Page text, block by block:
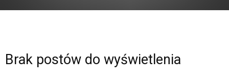
Brak postów do wyświetlenia